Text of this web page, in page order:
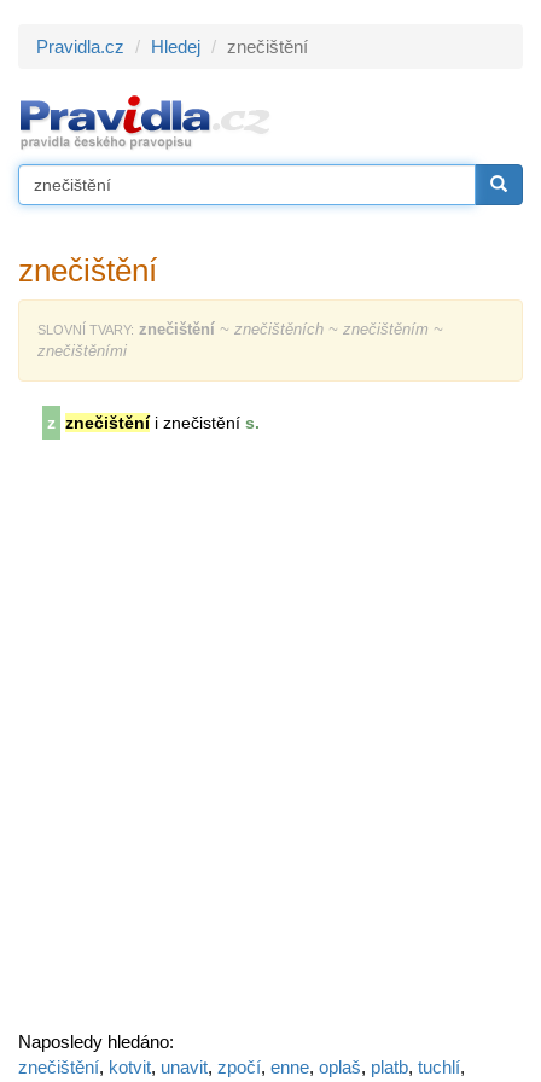
Pravidla.cz Hledej znečištění
znečištění
SLOVNÍ TVARY: znečištění ~ znečištěních ~ znečištěním ~
znečištěními
z znečištěníi znečistění s.
Naposledy hledáno:
znečištění, kotvit, unavit, zpočí, enne, oplaš, platb, tuchlí,